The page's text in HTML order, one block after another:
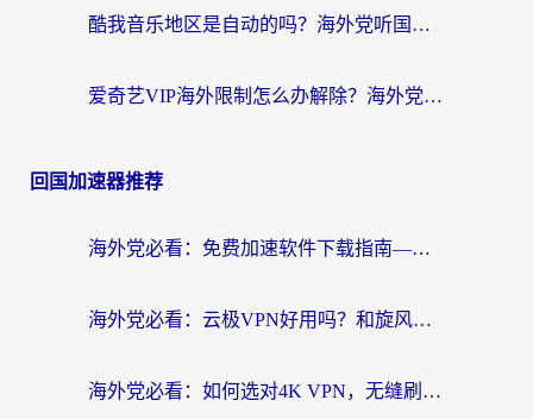
酷我音乐地区是自动的吗？海外党听国内音乐看视频的真实解决方案
爱奇艺VIP海外限制怎么办解除？海外党追剧看片的终极解决方案
回国加速器推荐
海外党必看：免费加速软件下载指南——无缝访问国内资源的正确打开方式
海外党必看：云极VPN好用吗？和旋风VPN对比哪个回国效果更好？附真实体验+选择攻略
海外党必看：如何选对4K VPN，无缝刷国内剧听网易云？